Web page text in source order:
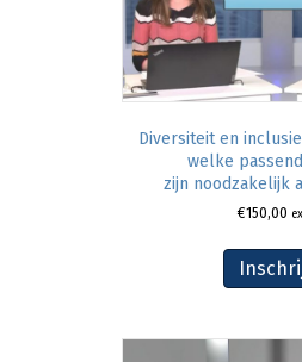
Diversiteit en
welke
zijn noodzakelijk
€150,00